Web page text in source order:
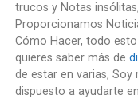
trucos y Notas
Proporcionamos
Cómo Hacer, todo
quieres saber más de
de estar en varias, Soy
dispuesto a ayudarte